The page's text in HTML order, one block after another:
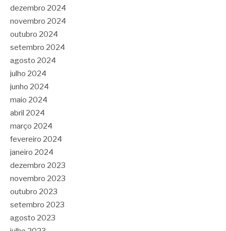
dezembro 2024
novembro 2024
outubro 2024
setembro 2024
agosto 2024
julho 2024
junho 2024
maio 2024
abril 2024
março 2024
fevereiro 2024
janeiro 2024
dezembro 2023
novembro 2023
outubro 2023
setembro 2023
agosto 2023